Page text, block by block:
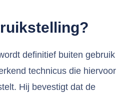
definitief buiten gebruik
technicus die hiervoor
Hij bevestigt dat de